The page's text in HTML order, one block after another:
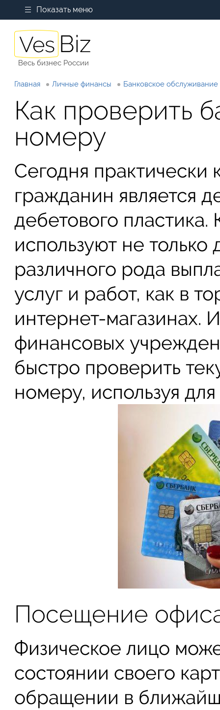
Показать меню
Весь бизнес России
Главная Личные финансы Банковское обслуживание
Как проверить
номеру
Сегодня
гражданин является
дебетового
используют не
различного рода
услуг и работ, как в
интернет-магазинах.
финансовых
быстро проверить
номеру, используя
Посещение
Физическое лицо
состоянии своего
обращении в